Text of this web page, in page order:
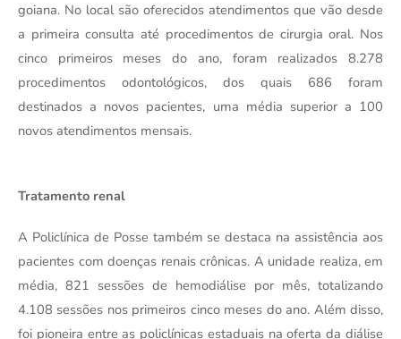
goiana. No local são oferecidos atendimentos que vão desde
a primeira consulta até procedimentos de cirurgia oral. Nos
cinco primeiros meses do ano, foram realizados 8.278
procedimentos odontológicos, dos quais 686 foram
destinados a novos pacientes, uma média superior a 100
novos atendimentos mensais.
Tratamento renal
A Policlínica de Posse também se destaca na assistência aos
pacientes com doenças renais crônicas. A unidade realiza, em
média, 821 sessões de hemodiálise por mês, totalizando
4.108 sessões nos primeiros cinco meses do ano. Além disso,
foi pioneira entre as policlínicas estaduais na oferta da diálise